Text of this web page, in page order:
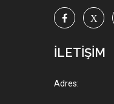
İLETİŞİM
Adres: